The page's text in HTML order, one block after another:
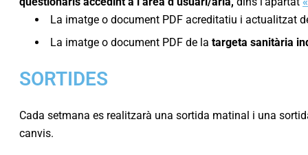
La imatge o document PDF acreditatiu i actualitzat
La imatge o document PDF de la targeta sanitària
SORTIDES
Cada setmana es realitzarà una sortida matinal i una
canvis.